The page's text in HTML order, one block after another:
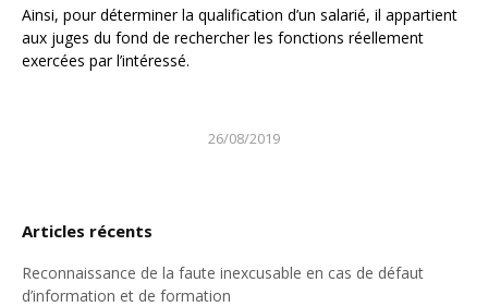
Ainsi, pour déterminer la qualification d’un salarié, il appartient
aux juges du fond de rechercher les fonctions réellement
exercées par l’intéressé.
26/08/2019
Articles récents
Reconnaissance de la faute inexcusable en cas de défaut
d’information et de formation